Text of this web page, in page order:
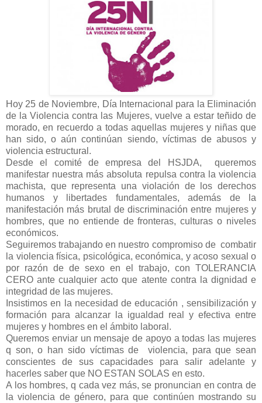
Hoy 25 de Noviembre, Día Internacional para la Eliminación
de la Violencia contra las Mujeres, vuelve a estar teñido de
morado, en recuerdo a todas aquellas mujeres y niñas que
han sido, o aún continúan siendo, víctimas de abusos y
violencia estructural.
Desde el comité de empresa del HSJDA, queremos
manifestar nuestra más absoluta repulsa contra la violencia
machista, que representa una violación de los derechos
humanos y libertades fundamentales, además de la
manifestación más brutal de discriminación entre mujeres y
hombres, que no entiende de fronteras, culturas o niveles
económicos.
Seguiremos trabajando en nuestro compromiso de combatir
la violencia física, psicológica, económica, y acoso sexual o
por razón de de sexo en el trabajo, con TOLERANCIA
CERO ante cualquier acto que atente contra la dignidad e
integridad de las mujeres.
Insistimos en la necesidad de educación , sensibilización y
formación para alcanzar la igualdad real y efectiva entre
mujeres y hombres en el ámbito laboral.
Queremos enviar un mensaje de apoyo a todas las mujeres
q son, o han sido víctimas de violencia, para que sean
conscientes de sus capacidades para salir adelante y
hacerles saber que NO ESTAN SOLAS en esto.
A los hombres, q cada vez más, se pronuncian en contra de
la violencia de género, para que continúen mostrando su